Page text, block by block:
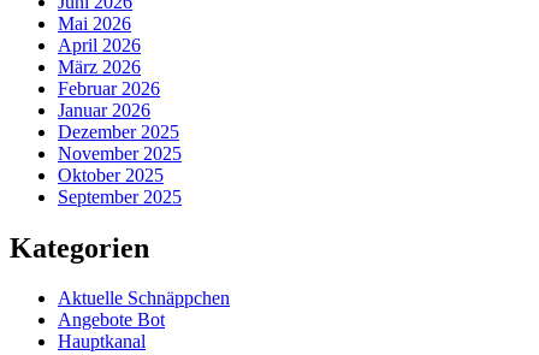
Mai 2026
April 2026
März 2026
Februar 2026
Januar 2026
Dezember 2025
November 2025
Oktober 2025
September 2025
Kategorien
Aktuelle Schnäppchen
Angebote Bot
Hauptkanal